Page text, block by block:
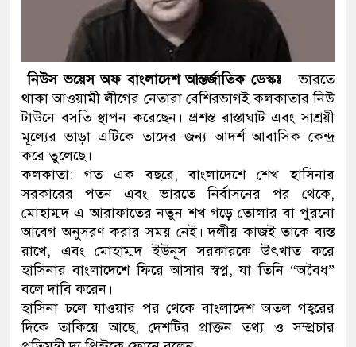
নেতৃত্ব ও গণতন্ত্রের মূর্তমান
যে ভাবে ডেভিড ইমনের কাছে
‘আজহার খান’
অবৈধ বিদেশি পিস্তল,
জড়িত কিশোর গ্যাংয়ের চার শিশু আটক
ডাকাতির প্রস্তুতিকালে
থানা পুলিশ
নিউস ভয়েস অফ বাংলাদেশ আন্তর্জাতিক ডেস্কঃভারতে
থাকা আওয়ামী লীগের নেতারা বেশিরভাগই কলকাতার নিউ
টাউনে বসতি স্থাপন করেছেন। প্রশস্ত রাস্তাঘাট এবং সাশ্রয়ী
মূল্যের ভাড়া এটিকে তাদের জন্য আদর্শ আবাসিক কেন্দ্র
করে তুলেছে।
কলকাতা: গত এক বছরে, বাংলাদেশে শেখ হাসিনার
সরকারের পতন এবং ভারতে নির্বাসনের পর থেকে,
মোহাম্মদ এ আরাফাতের নতুন শখ গড়ে তোলার বা পুরনো
আবেগ অনুসরণ করার সময় নেই। দলীয় কাজই তাকে ব্যস্ত
রাখে, এবং মোহাম্মদ ইউনূস সরকারকে উৎখাত করে
হাসিনার বাংলাদেশে ফিরে আসার স্বপ্ন, যা তিনি “অবৈধ”
বলে দাবি করেন।
হাসিনা চলে যাওয়ার পর থেকে বাংলাদেশ অতল গহ্বরের
দিকে তাকিয়ে আছে, দেশটির প্রাক্তন তথ্য ও সম্প্রচার